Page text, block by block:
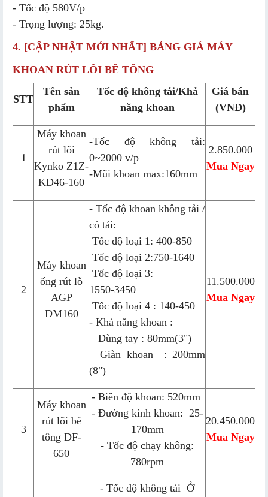
- Tốc độ 580V/p
- Trọng lượng: 25kg.
4. [CẬP NHẬT MỚI NHẤT] BẢNG GIÁ MÁY
KHOAN RÚT LÕI BÊ TÔNG
STT
Tên sản
phẩm
Tốc độ không tải/Khả
năng khoan
Giá bán
(VNĐ)
1
Máy khoan
rút lõi
Kynko Z1Z-
KD46-160
-Tốc độ không tải:
0~2000 v/p
-Mũi khoan max:160mm
2.850.000
Mua Ngay
2
Máy khoan
ống rút lỗ
AGP
DM160
- Tốc độ khoan không tải /
có tải:
Tốc độ loại 1: 400-850
Tốc độ loại 2:750-1640
Tốc độ loại 3:
1550-3450
Tốc độ loại 4 : 140-450
- Khả năng khoan :
Dùng tay : 80mm(3")
Giàn khoan : 200mm
(8")
11.500.000
Mua Ngay
3
Máy khoan
rút lõi bê
tông DF-
650
- Biên độ khoan: 520mm
- Đường kính khoan: 25-
170mm
- Tốc độ chạy không:
780rpm
20.450.000
Mua Ngay
- Tốc độ không tải Ở